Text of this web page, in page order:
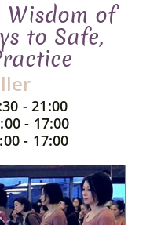
Wisdom of
to Safe,
- 21:00
- 17:00
- 17:00